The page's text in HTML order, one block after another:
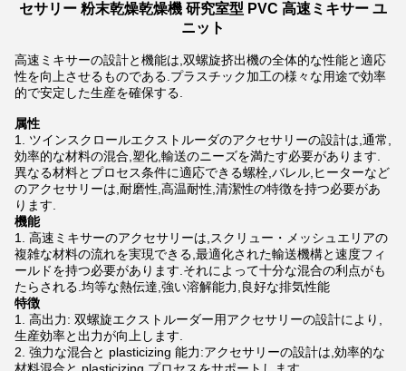
セサリー 粉末乾燥乾燥機 研究室型 PVC 高速ミキサー ユ
ニット
高速ミキサーの設計と機能は,双螺旋挤出機の全体的な性能と適応
性を向上させるものである.プラスチック加工の様々な用途で効率
的で安定した生産を確保する.
属性
ツインスクロールエクストルーダのアクセサリーの設計は,通常,
効率的な材料の混合,塑化,輸送のニーズを満たす必要があります.
異なる材料とプロセス条件に適応できる螺栓,バレル,ヒーターなど
のアクセサリーは,耐磨性,高温耐性,清潔性の特徴を持つ必要があ
ります.
機能
高速ミキサーのアクセサリーは,スクリュー・メッシュエリアの
複雑な材料の流れを実現できる,最適化された輸送機構と速度フィ
ールドを持つ必要があります.それによって十分な混合の利点がも
たらされる.均等な熱伝達,強い溶解能力,良好な排気性能
特徴
高出力: 双螺旋エクストルーダー用アクセサリーの設計により,
生産効率と出力が向上します.
強力な混合と plasticizing 能力:アクセサリーの設計は,効率的な